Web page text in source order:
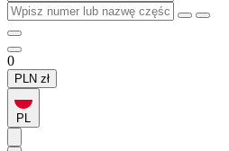
0
PLN zł
PL